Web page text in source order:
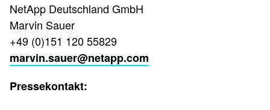
NetApp Deutschland GmbH
Marvin Sauer
+49 (0)151 120 55829
marvin.sauer@netapp.com
Pressekontakt: